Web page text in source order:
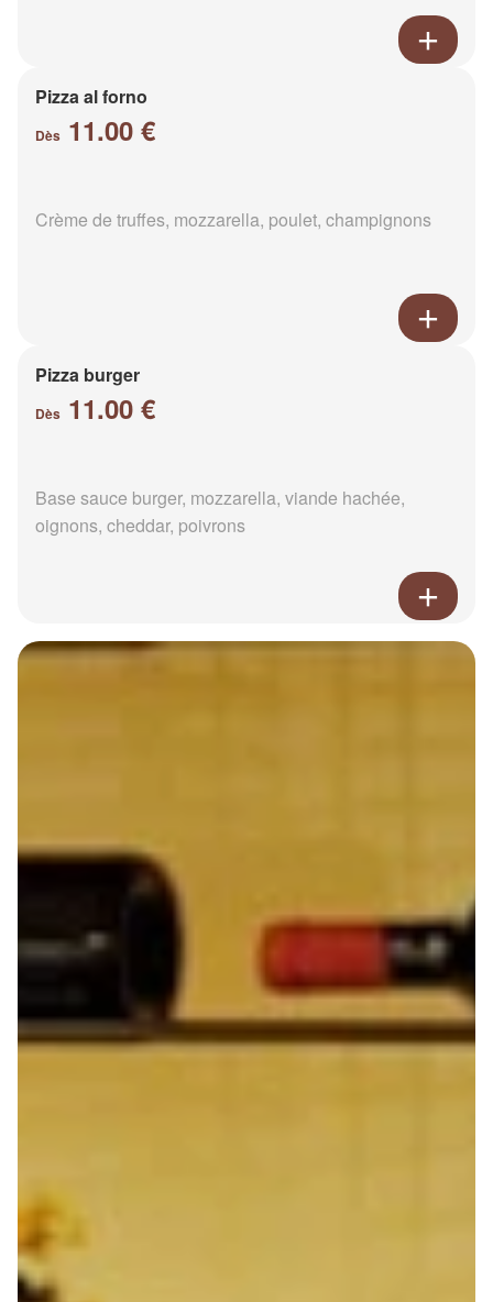
Pizza al forno
Dès 11.00 €
Crème de truffes, mozzarella, poulet, champignons
Pizza burger
Dès 11.00 €
Base sauce burger, mozzarella, viande hachée,
oignons, cheddar, poivrons